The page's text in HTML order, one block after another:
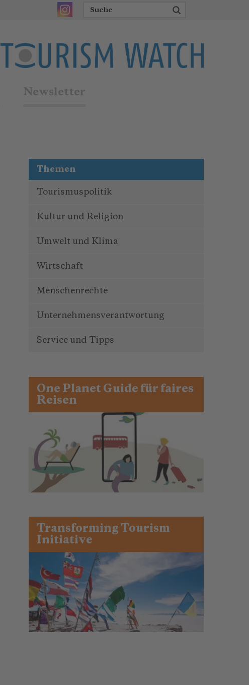
Newsletter
Themen
Tourismuspolitik
Kultur und Religion
Umwelt und Klima
Wirtschaft
Menschenrechte
Unternehmensverantwortung
Service und Tipps
One Planet Guide für faires
Reisen
Transforming Tourism
Initiative